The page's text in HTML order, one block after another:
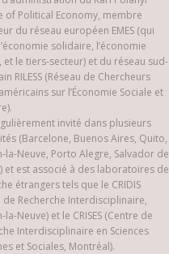
of Political Economy, membre
du réseau européen EMES (qui
solidaire, l’économie
et le tiers-secteur) et du réseau sud-
RILESS (Réseau de Chercheurs
sur l’Économie Sociale et
invité dans plusieurs
(Barcelone, Buenos Aires, Quito,
la-Neuve, Porto Alegre, Salvador de
et est associé à des laboratoires de
étrangers tels que le CRIDIS
de Recherche Interdisciplinaire,
la-Neuve) et le CRISES (Centre de
Interdisciplinaire en Sciences
et Sociales, Montréal).